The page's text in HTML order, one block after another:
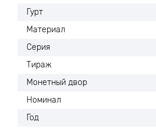
Гурт
Материал
Серия
Тираж
Монетный двор
Номинал
Год